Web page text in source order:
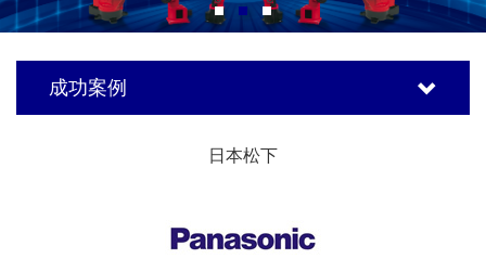
成功案例
日本松下